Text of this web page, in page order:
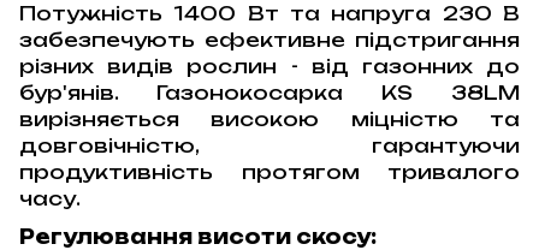
Потужність 1400 Вт та напруга 230 В
забезпечують ефективне підстригання
різних видів рослин - від газонних до
бур'янів. Газонокосарка KS 38LM
вирізняється високою міцністю та
довговічністю, гарантуючи
продуктивність протягом тривалого
часу.
Регулювання висоти скосу: